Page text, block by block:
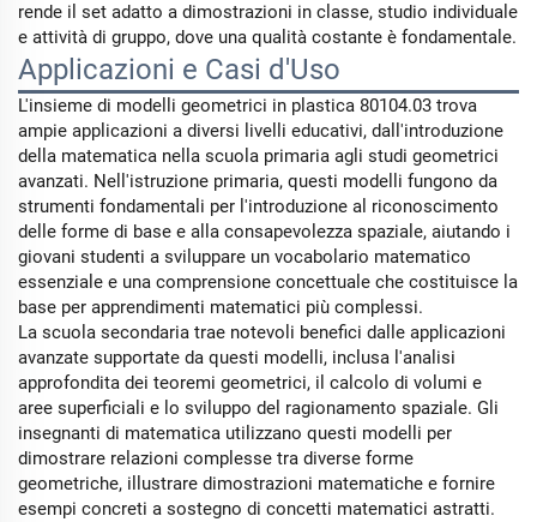
rende il set adatto a dimostrazioni in classe, studio individuale
e attività di gruppo, dove una qualità costante è fondamentale.
Applicazioni e Casi d'Uso
L'insieme di modelli geometrici in plastica 80104.03 trova
ampie applicazioni a diversi livelli educativi, dall'introduzione
della matematica nella scuola primaria agli studi geometrici
avanzati. Nell'istruzione primaria, questi modelli fungono da
strumenti fondamentali per l'introduzione al riconoscimento
delle forme di base e alla consapevolezza spaziale, aiutando i
giovani studenti a sviluppare un vocabolario matematico
essenziale e una comprensione concettuale che costituisce la
base per apprendimenti matematici più complessi.
La scuola secondaria trae notevoli benefici dalle applicazioni
avanzate supportate da questi modelli, inclusa l'analisi
approfondita dei teoremi geometrici, il calcolo di volumi e
aree superficiali e lo sviluppo del ragionamento spaziale. Gli
insegnanti di matematica utilizzano questi modelli per
dimostrare relazioni complesse tra diverse forme
geometriche, illustrare dimostrazioni matematiche e fornire
esempi concreti a sostegno di concetti matematici astratti.